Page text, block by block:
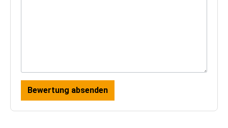
Bewertung absenden